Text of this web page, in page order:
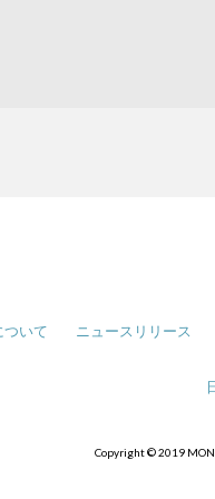
ついて ニュースリリース
Copyright © 2019